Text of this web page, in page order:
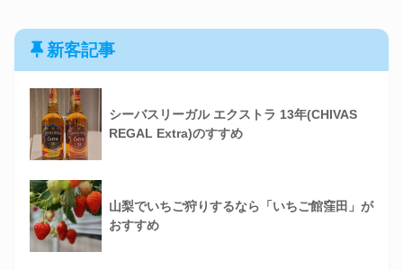
新客記事
シーバスリーガル エクストラ 13年(CHIVAS
REGAL Extra)のすすめ
山梨でいちご狩りするなら「いちご館窪田」が
おすすめ